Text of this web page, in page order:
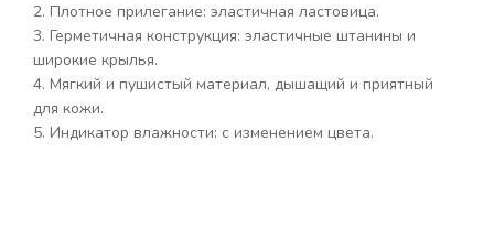
2. Плотное прилегание: эластичная ластовица.
3. Герметичная конструкция: эластичные штанины и
широкие крылья.
4. Мягкий и пушистый материал, дышащий и приятный
для кожи.
5. Индикатор влажности: с изменением цвета.